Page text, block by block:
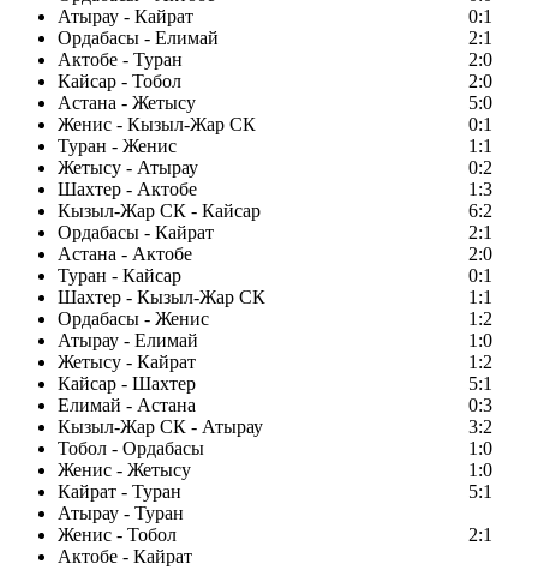
Атырау - Кайрат
0:1
Ордабасы - Елимай
2:1
Актобе - Туран
2:0
Кайсар - Тобол
2:0
Астана - Жетысу
5:0
Женис - Кызыл-Жар СК
0:1
Туран - Женис
1:1
Жетысу - Атырау
0:2
Шахтер - Актобе
1:3
Кызыл-Жар СК - Кайсар
6:2
Ордабасы - Кайрат
2:1
Астана - Актобе
2:0
Туран - Кайсар
0:1
Шахтер - Кызыл-Жар СК
1:1
Ордабасы - Женис
1:2
Атырау - Елимай
1:0
Жетысу - Кайрат
1:2
Кайсар - Шахтер
5:1
Елимай - Астана
0:3
Кызыл-Жар СК - Атырау
3:2
Тобол - Ордабасы
1:0
Женис - Жетысу
1:0
Кайрат - Туран
5:1
Атырау - Туран
Женис - Тобол
2:1
Актобе - Кайрат